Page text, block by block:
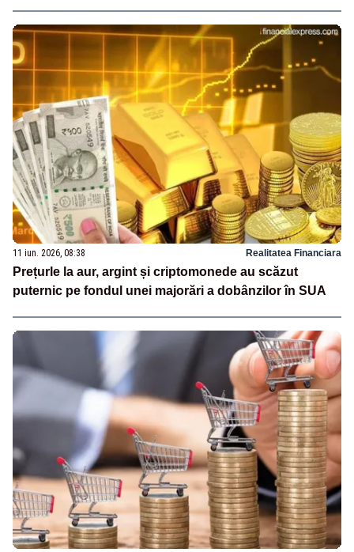
11 iun. 2026, 08:38 Realitatea Financiara
Prețurle la aur, argint și criptomonede au scăzut
puternic pe fondul unei majorări a dobânzilor în SUA